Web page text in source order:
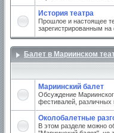
История театра
Прошлое и настоящее
зарегистрированным
Балет в Мариинском
Мариинский балет
Обсуждение
фестивалей, различных
Околобалетные
В этом разделе можно